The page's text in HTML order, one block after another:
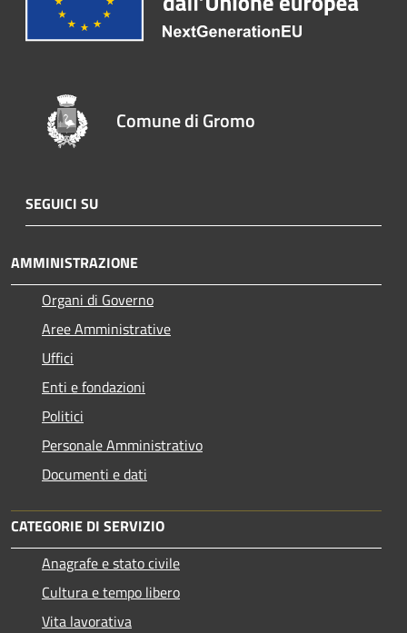
Comune di Gromo
SEGUICI SU
AMMINISTRAZIONE
Organi di Governo
Aree Amministrative
Uffici
Enti e fondazioni
Politici
Personale Amministrativo
Documenti e dati
CATEGORIE DI SERVIZIO
Anagrafe e stato civile
Cultura e tempo libero
Vita lavorativa